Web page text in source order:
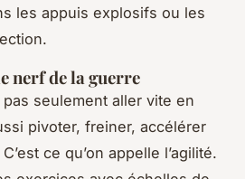
les appuis explosifs ou les
nerf de la guerre
pas seulement aller vite en
pivoter, freiner, accélérer
ce qu’on appelle l’agilité.